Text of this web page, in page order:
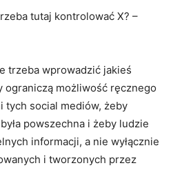
tutaj kontrolować X? –
trzeba wprowadzić jakieś
ograniczą możliwość ręcznego
tych social mediów, żeby
powszechna i żeby ludzie
informacji, a nie wyłącznie
i tworzonych przez